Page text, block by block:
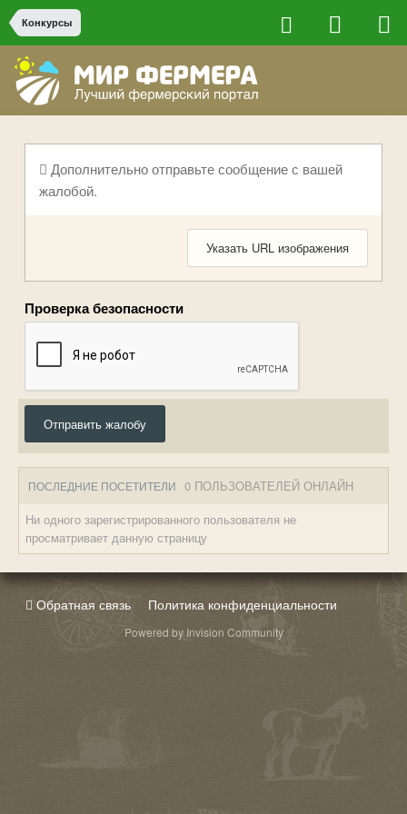
Конкурсы
Дополнительно отправьте сообщение с вашей
жалобой.
Указать URL изображения
Проверка безопасности
Отправить жалобу
ПОСЛЕДНИЕ ПОСЕТИТЕЛИ 0 ПОЛЬЗОВАТЕЛЕЙ ОНЛАЙН
Ни одного зарегистрированного пользователя не
просматривает данную страницу
Обратная связь Политика конфиденциальности
Powered by Invision Community